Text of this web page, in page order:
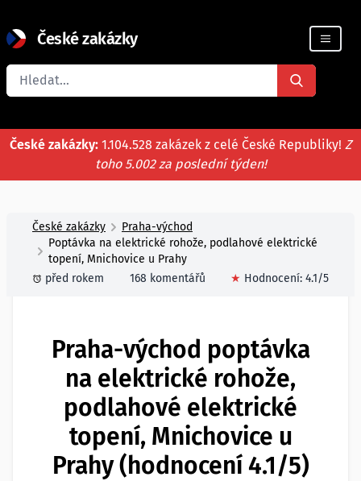
České zakázky
Registrace firmy
České zakázky: 1.104.528 zakázek z celé České Republiky! Z
toho 5.002 za poslední týden!
České zakázky
Praha-východ
Poptávka na elektrické rohože, podlahové elektrické
topení, Mnichovice u Prahy
před rokem
168 komentářů ★ Hodnocení: 4.1/5
Praha-východ poptávka
na elektrické rohože,
podlahové elektrické
topení, Mnichovice u
Prahy (hodnocení 4.1/5)